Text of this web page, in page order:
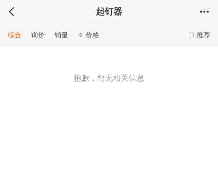
起钉器
推荐
综合 询价 销量 价格
抱歉，暂无相关信息